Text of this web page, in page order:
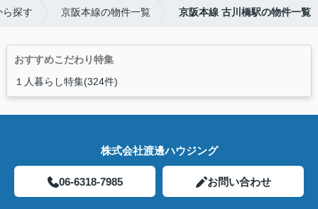
ら探す 京阪本線の物件一覧 京阪本線 古川橋駅の物件一覧
おすすめこだわり特集
１人暮らし特集(324件)
株式会社渡邊ハウジング
06-6318-7985 お問い合わせ